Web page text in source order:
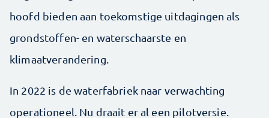
hoofd bieden aan toekomstige uitdagingen als
grondstoffen- en waterschaarste en
klimaatverandering.
In 2022 is de waterfabriek naar verwachting
operationeel. Nu draait er al een pilotversie.